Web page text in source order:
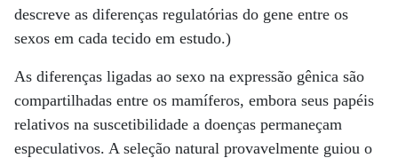
descreve as diferenças regulatórias do gene entre os
sexos em cada tecido em estudo.)
As diferenças ligadas ao sexo na expressão gênica são
compartilhadas entre os mamíferos, embora seus papéis
relativos na suscetibilidade a doenças permaneçam
especulativos. A seleção natural provavelmente guiou o